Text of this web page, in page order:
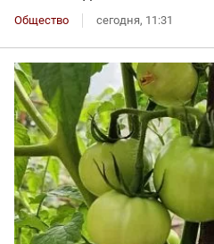
Общество сегодня, 11:31